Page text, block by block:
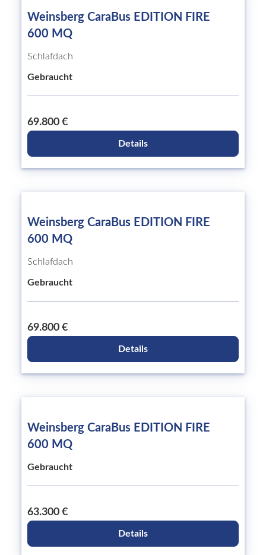
Weinsberg CaraBus EDITION FIRE
600 MQ
Schlafdach
Gebraucht
69.800 €
Details
Weinsberg CaraBus EDITION FIRE
600 MQ
Schlafdach
Gebraucht
69.800 €
Details
Weinsberg CaraBus EDITION FIRE
600 MQ
Gebraucht
63.300 €
Details